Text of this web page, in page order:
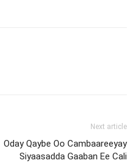
Next article
Oday Qaybe Oo Cambaareeyay
Siyaasadda Gaaban Ee Cali